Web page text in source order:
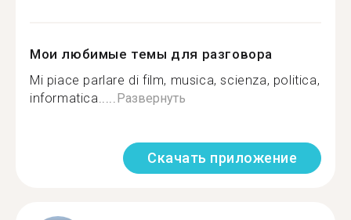
Мои любимые темы для разговора
Mi piace parlare di film, musica, scienza, politica,
informatica.....Развернуть
Скачать приложение